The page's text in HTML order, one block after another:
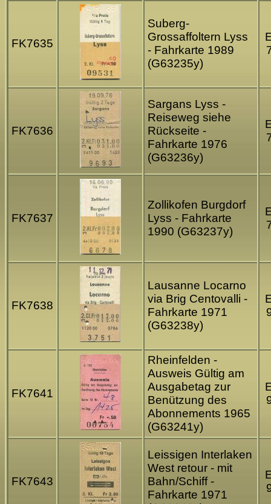
FK7635
Suberg-
Grossaffoltern Lyss
- Fahrkarte 1989
(G63235y)
FK7636
Sargans Lyss -
Reiseweg siehe
Rückseite -
Fahrkarte 1976
(G63236y)
FK7637
Zollikofen Burgdorf
Lyss - Fahrkarte
1990 (G63237y)
FK7638
Lausanne Locarno
via Brig Centovalli -
Fahrkarte 1971
(G63238y)
FK7641
Rheinfelden -
Ausweis Gültig am
Ausgabetag zur
Benützung des
Abonnements 1965
(G63241y)
FK7643
Leissigen Interlaken
West retour - mit
Bahn/Schiff -
Fahrkarte 1971